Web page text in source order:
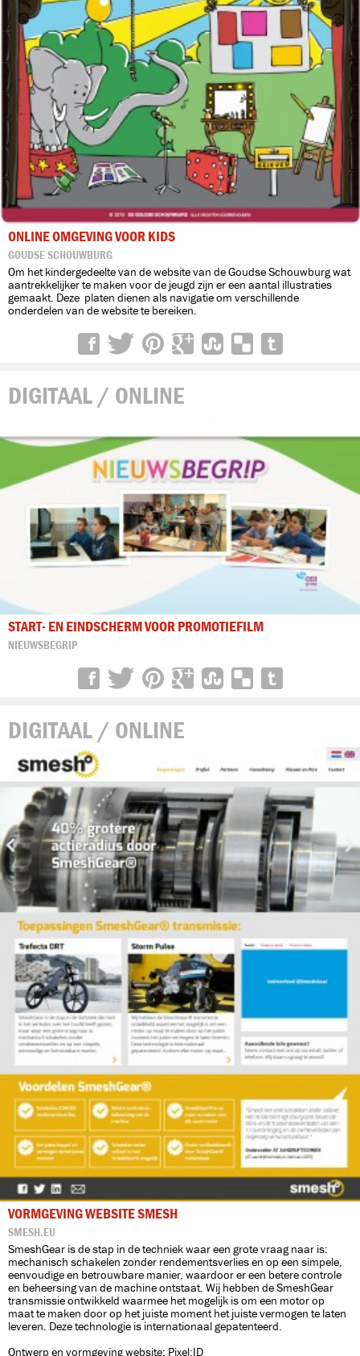
ONLINE OMGEVING VOOR KIDS
GOUDSE SCHOUWBURG
Om het kindergedeelte van de website van de Goudse Schouwburg wat
aantrekkelijker te maken voor de jeugd zijn er een aantal illustraties
gemaakt. Deze platen dienen als navigatie om verschillende
onderdelen van de website te bereiken.
DIGITAAL / ONLINE
START- EN EINDSCHERM VOOR PROMOTIEFILM
NIEUWSBEGRIP
DIGITAAL / ONLINE
VORMGEVING WEBSITE SMESH
SMESH.EU
SmeshGear is de stap in de techniek waar een grote vraag naar is:
mechanisch schakelen zonder rendementsverlies en op een simpele,
eenvoudige en betrouwbare manier, waardoor er een betere controle
en beheersing van de machine ontstaat. Wij hebben de SmeshGear
transmissie ontwikkeld waarmee het mogelijk is om een motor op
maat te maken door op het juiste moment het juiste vermogen te laten
leveren. Deze technologie is internationaal gepatenteerd.
Ontwerp en vormgeving website: Pixel:ID